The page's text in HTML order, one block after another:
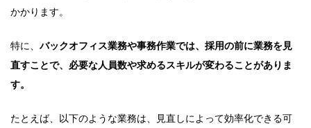
かかります。
特に、 バックオフィス業務や事務作業では、採用の前に業務を見
直すことで、必要な人員数や求めるスキルが変わることがありま
す。
たとえば、以下のような業務は、見直しによって効率化できる可